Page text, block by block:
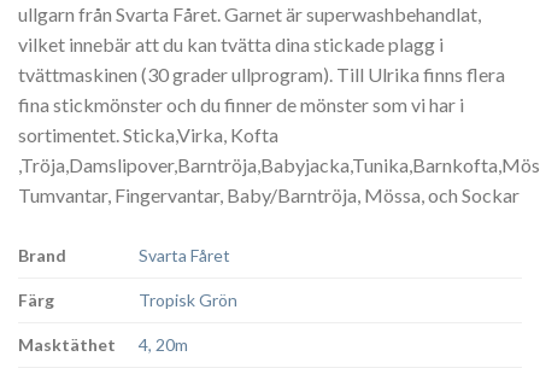
ullgarn från Svarta Fåret. Garnet är superwashbehandlat,
vilket innebär att du kan tvätta dina stickade plagg i
tvättmaskinen (30 grader ullprogram). Till Ulrika finns flera
fina stickmönster och du finner de mönster som vi har i
sortimentet. Sticka,Virka, Kofta
Tumvantar, Fingervantar, Baby/Barntröja, Mössa, och Sockar
Brand Svarta Fåret
Färg Tropisk Grön
Masktäthet 4, 20m